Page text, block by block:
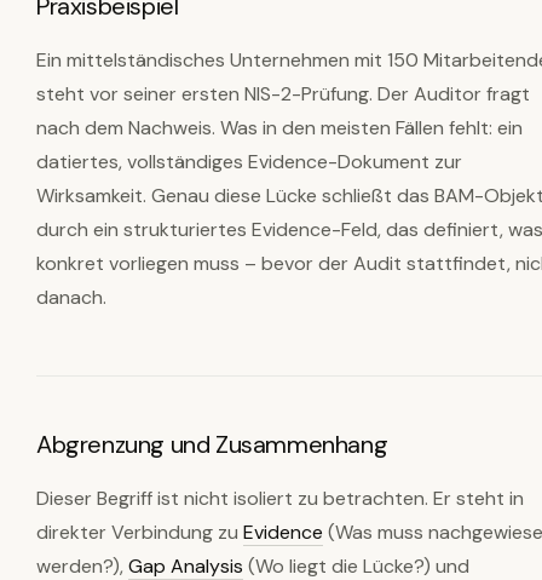
Ein mittelständisches Unternehmen mit 150
steht vor seiner ersten NIS-2-Prüfung. Der Auditor fragt
nach dem Nachweis. Was in den meisten Fällen fehlt: ein
datiertes, vollständiges Evidence-Dokument zur
Wirksamkeit. Genau diese Lücke schließt das BAM-
durch ein strukturiertes Evidence-Feld, das definiert, was
konkret vorliegen muss – bevor der Audit stattfindet,
danach.
Abgrenzung und Zusammenhang
Dieser Begriff ist nicht isoliert zu betrachten. Er steht in
direkter Verbindung zu Evidence (Was muss
werden?),Gap Analysis (Wo liegt die Lücke?) und